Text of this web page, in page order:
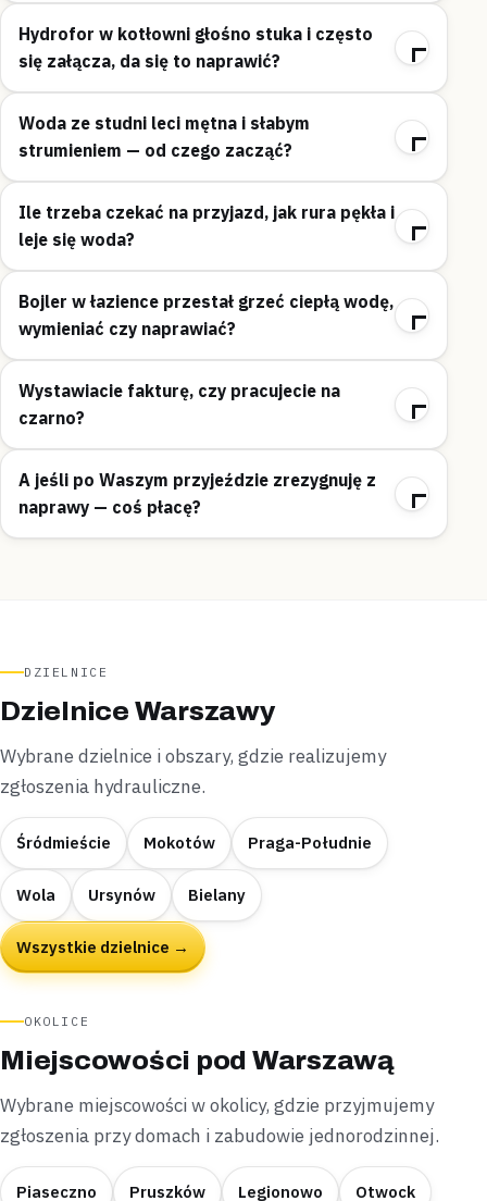
Hydrofor w kotłowni głośno stuka i często
się załącza, da się to naprawić?
Woda ze studni leci mętna i słabym
strumieniem — od czego zacząć?
Ile trzeba czekać na przyjazd, jak rura pękła i
leje się woda?
Bojler w łazience przestał grzeć ciepłą wodę,
wymieniać czy naprawiać?
Wystawiacie fakturę, czy pracujecie na
czarno?
A jeśli po Waszym przyjeździe zrezygnuję z
naprawy — coś płacę?
DZIELNICE
Dzielnice Warszawy
Wybrane dzielnice i obszary, gdzie realizujemy
zgłoszenia hydrauliczne.
Śródmieście Mokotów Praga-Południe
Wola Ursynów Bielany
Wszystkie dzielnice →
OKOLICE
Miejscowości pod Warszawą
Wybrane miejscowości w okolicy, gdzie przyjmujemy
zgłoszenia przy domach i zabudowie jednorodzinnej.
Piaseczno Pruszków Legionowo Otwock